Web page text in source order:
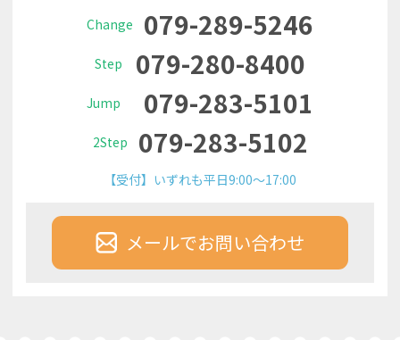
Change 079-289-5246
Step 079-280-8400
Jump 079-283-5101
2Step 079-283-5102
【受付】いずれも平日9:00～17:00
メールでお問い合わせ